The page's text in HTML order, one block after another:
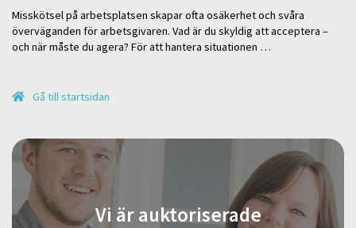
Misskötsel på arbetsplatsen skapar ofta osäkerhet och svåra
överväganden för arbetsgivaren. Vad är du skyldig att acceptera –
och när måste du agera? För att hantera situationen …
Gå till startsidan
Vi är auktoriserade